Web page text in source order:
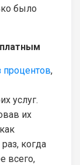
было
,
услуг.
их
когда
всего,